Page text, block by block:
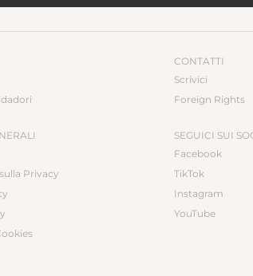
Privacy
CONTATTI
Scrivici
Foreign Rights
SEGUICI SUI
Facebook
TikTok
Instagram
YouTube